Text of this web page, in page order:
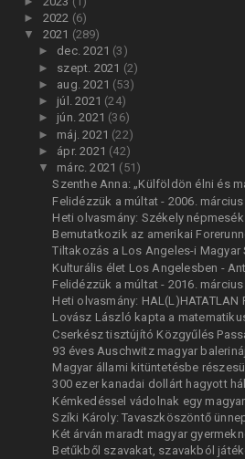
► 2022 (6)
▼ 2021 (289)
► dec. 2021 (3)
► szept. 2021 (2)
► aug. 2021 (53)
► júl. 2021 (24)
► jún. 2021 (36)
► máj. 2021 (22)
► ápr. 2021 (42)
▼ márc. 2021 (51)
Szenthe Anna: „Külföldön élni és
Felidézzük a múltat - 2006. március
Heti olvasmány: Székely népmesék
Bemutatkozik az amerikai
Tiltakozás a Los Angeles-i Magyar
Kulturális élet Los Angelesben -
Felidézzük a múltat - 2016. március
Heti olvasmány: HAL(L)HATATLAN
Lovász László kapta a
Cserkész tisztújító Közgyűlés
93 éves Auschwitz magyar
Magyar állami kitüntetésbe
300 ezer kanadai dollárt hagyott
Kémkedéssel vádolnak egy
Szíki Károly: Tavaszköszöntő
Két árván maradt magyar
Betűkből szavakat, szavakból